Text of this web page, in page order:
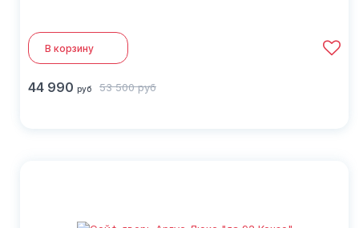
В корзину
44 990 руб 53 500 руб